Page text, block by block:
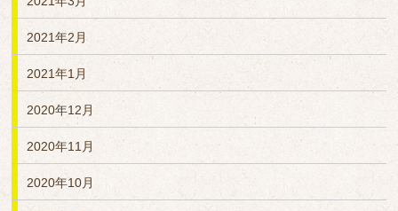
2021年2月
2021年1月
2020年12月
2020年11月
2020年10月